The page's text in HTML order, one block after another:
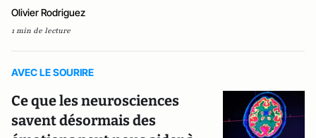
Olivier Rodriguez
1 min de lecture
AVEC LE SOURIRE
Ce que les neurosciences
savent désormais des